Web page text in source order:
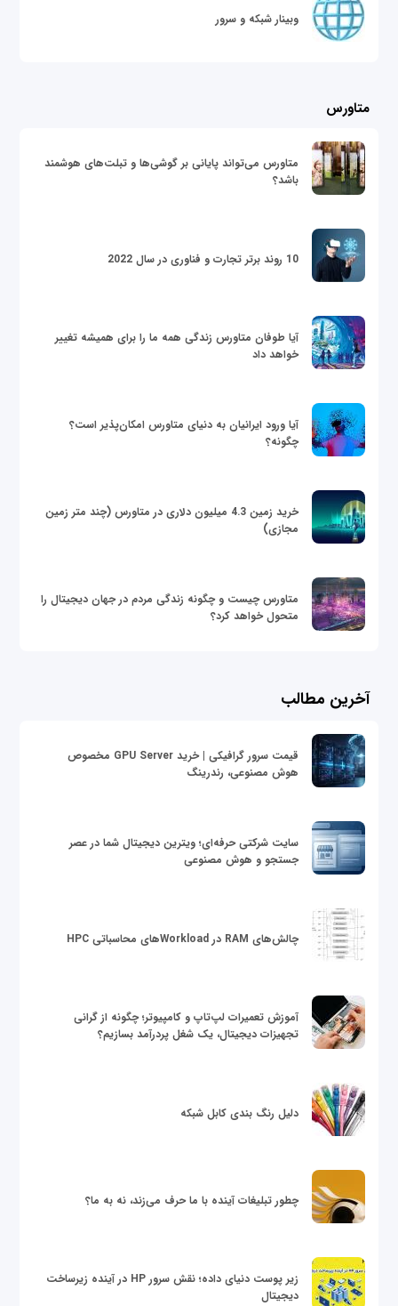
وبینار شبکه و سرور
متاورس
متاورس می‌تواند پایانی بر گوشی‌ها و تبلت‌های هوشمند
باشد؟
10 روند برتر تجارت و فناوری در سال 2022
آیا طوفان متاورس زندگی همه ما را برای همیشه تغییر
خواهد داد
آیا ورود ایرانیان به دنیای متاورس امکان‌پذیر است؟
چگونه؟
خرید زمین 4.3 میلیون دلاری در متاورس (چند متر زمین
مجازی)
متاورس چیست و چگونه زندگی مردم در جهان دیجیتال را
متحول خواهد کرد؟
آخرین مطالب
قیمت سرور گرافیکی | خرید GPU Server مخصوص
هوش مصنوعی، رندرینگ
سایت شرکتی حرفه‌ای؛ ویترین دیجیتال شما در عصر
جستجو و هوش مصنوعی
چالش‌های RAM در Workloadهای محاسباتی HPC
آموزش تعمیرات لپ‌تاپ و کامپیوتر؛ چگونه از گرانی
تجهیزات دیجیتال، یک شغل پردرآمد بسازیم؟
دلیل رنگ بندی کابل شبکه
چطور تبلیغات آینده با ما حرف می‌زند، نه به ما؟
زیر پوست دنیای داده؛ نقش سرور HP در آینده زیرساخت
دیجیتال